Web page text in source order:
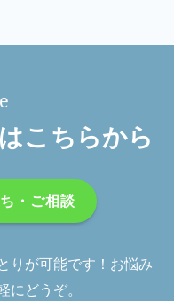
こちらから
・ご相談
りが可能です！お悩み
にどうぞ。